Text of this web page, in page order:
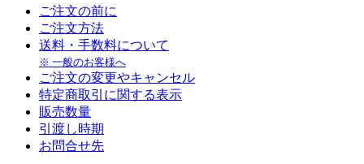
ご注文の前に
ご注文方法
送料・手数料について
※ 一般のお客様へ
ご注文の変更やキャンセル
特定商取引に関する表示
販売数量
引渡し時期
お問合せ先